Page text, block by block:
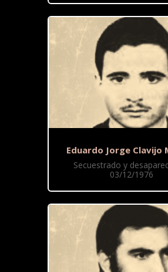
Eduardo Jorge Clavijo
Secuestrado y
03/12/1976